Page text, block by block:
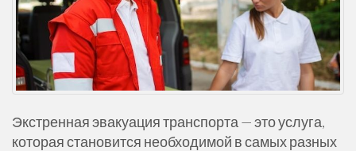
Экстренная эвакуация транспорта — это услуга,
которая становится необходимой в самых разных